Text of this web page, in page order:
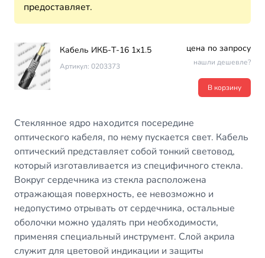
предоставляет.
Кабель ИКБ-Т-16 1х1.5
Артикул: 0203373
цена по запросу
нашли дешевле?
В корзину
Стеклянное ядро находится посередине
оптического кабеля, по нему пускается свет. Кабель
оптический представляет собой тонкий световод,
который изготавливается из специфичного стекла.
Вокруг сердечника из стекла расположена
отражающая поверхность, ее невозможно и
недопустимо отрывать от сердечника, остальные
оболочки можно удалять при необходимости,
применяя специальный инструмент. Слой акрила
служит для цветовой индикации и защиты